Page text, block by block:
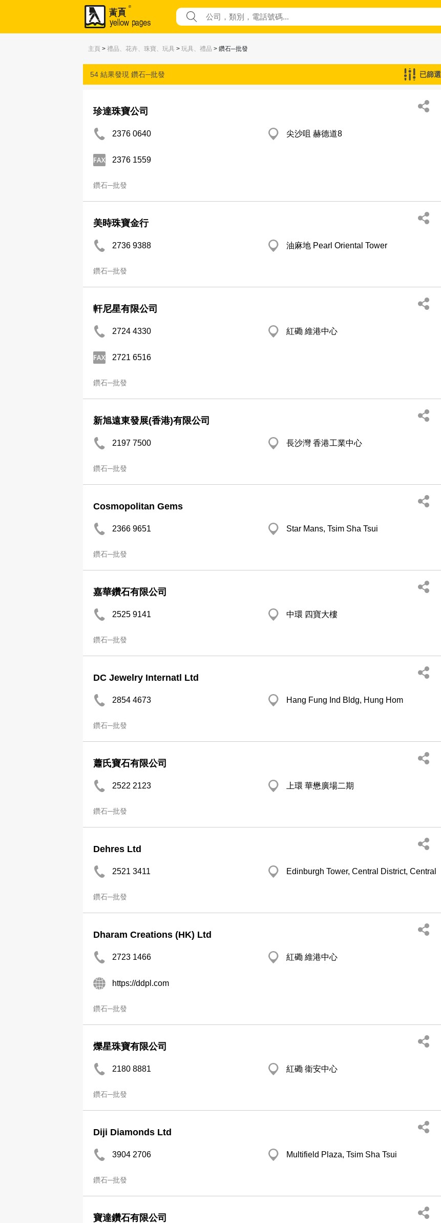
主頁 > 禮品、花卉、珠寶、玩具 > 玩具、禮品 > 鑽石─批發
54 結果發現 鑽石─批發 已篩選
珍達珠寶公司
2376 0640 尖沙咀 赫德道8
2376 1559
鑽石─批發
美時珠寶金行
2736 9388 油麻地 Pearl Oriental Tower
鑽石─批發
軒尼星有限公司
2724 4330 紅磡 維港中心
2721 6516
鑽石─批發
新旭遠東發展(香港)有限公司
2197 7500 長沙灣 香港工業中心
鑽石─批發
Cosmopolitan Gems
2366 9651 Star Mans, Tsim Sha Tsui
鑽石─批發
嘉華鑽石有限公司
2525 9141 中環 四寶大樓
鑽石─批發
DC Jewelry Internatl Ltd
2854 4673 Hang Fung Ind Bldg, Hung Hom
鑽石─批發
蕭氏寶石有限公司
2522 2123 上環 華懋廣場二期
鑽石─批發
Dehres Ltd
2521 3411 Edinburgh Tower, Central District, Central
鑽石─批發
Dharam Creations (HK) Ltd
2723 1466 紅磡 維港中心
https://ddpl.com
鑽石─批發
爍星珠寶有限公司
2180 8881 紅磡 衞安中心
鑽石─批發
Diji Diamonds Ltd
3904 2706 Multifield Plaza, Tsim Sha Tsui
鑽石─批發
寶達鑽石有限公司